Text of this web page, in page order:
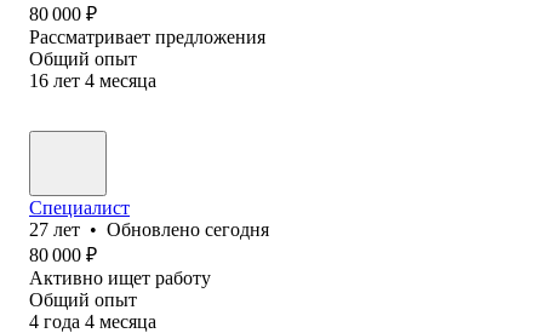
80 000 ₽
Рассматривает предложения
Общий опыт
16 лет 4 месяца
Специалист
27 лет • Обновлено сегодня
80 000 ₽
Активно ищет работу
Общий опыт
4 года 4 месяца